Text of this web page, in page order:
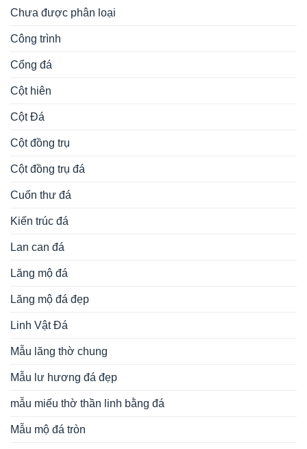
Chưa được phân loại
Công trình
Cổng đá
Cột hiên
Cột Đá
Cột đồng trụ
Cột đồng trụ đá
Cuốn thư đá
Kiến trúc đá
Lan can đá
Lăng mộ đá
Lăng mộ đá đẹp
Linh Vật Đá
Mẫu lăng thờ chung
Mẫu lư hương đá đẹp
mẫu miếu thờ thần linh bằng đá
Mẫu mộ đá tròn